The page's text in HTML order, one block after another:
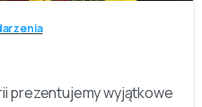
prezentujemy wyjątkowe